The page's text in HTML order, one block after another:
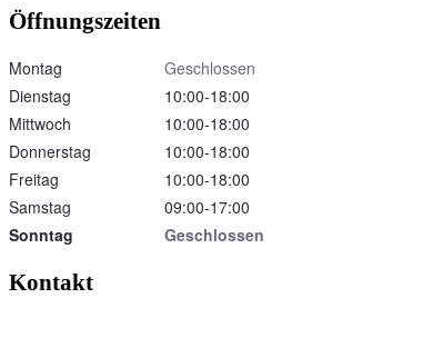
Öffnungszeiten
Montag
Geschlossen
Dienstag
10:00‑18:00
Mittwoch
10:00‑18:00
Donnerstag
10:00‑18:00
Freitag
10:00‑18:00
Samstag
09:00‑17:00
Sonntag
Geschlossen
Kontakt